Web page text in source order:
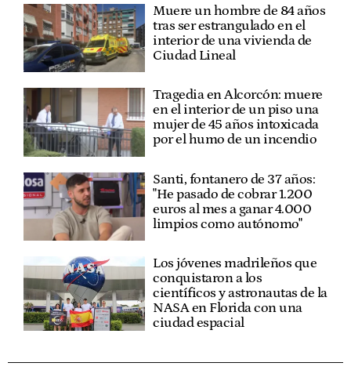
Muere un hombre de 84 años
tras ser estrangulado en el
interior de una vivienda de
Ciudad Lineal
Tragedia en Alcorcón: muere
en el interior de un piso una
mujer de 45 años intoxicada
por el humo de un incendio
Santi, fontanero de 37 años:
"He pasado de cobrar 1.200
euros al mes a ganar 4.000
limpios como autónomo"
Los jóvenes madrileños que
conquistaron a los
científicos y astronautas de la
NASA en Florida con una
ciudad espacial